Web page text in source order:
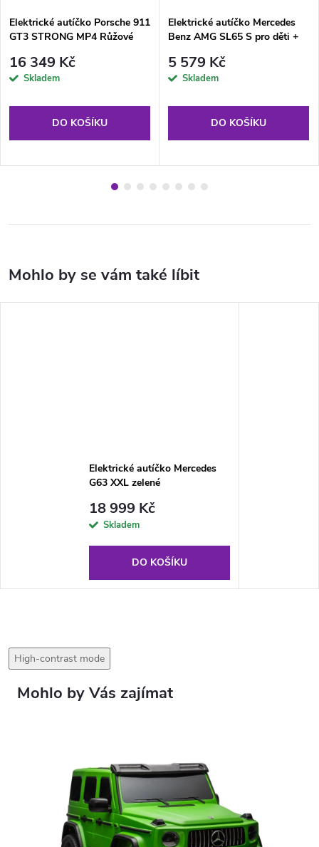
Elektrické autíčko Porsche 911
GT3 STRONG MP4 Růžové
16 349 Kč
Skladem
DO KOŠÍKU
Elektrické autíčko Mercedes
Benz AMG SL65 S pro děti +
start Černé + Ekokůže + EVA
kola
5 579 Kč
Skladem
DO KOŠÍKU
Elektrické autíčko Mercedes
G63 XXL zelené
18 999 Kč
Skladem
DO KOŠÍKU
High-contrast mode